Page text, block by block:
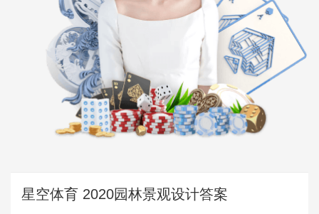
星空体育 2020园林景观设计答案